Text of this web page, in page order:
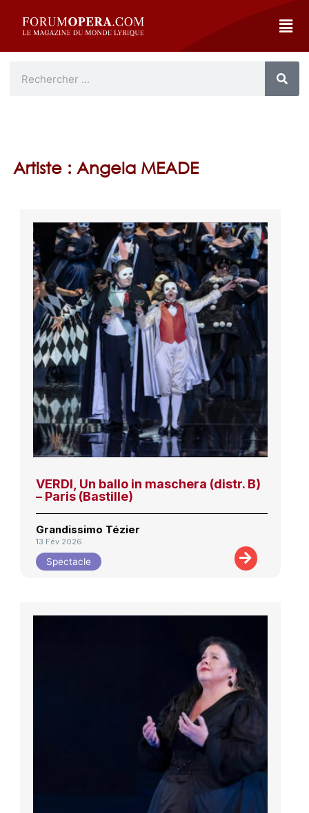
Artiste : Angela MEADE
VERDI, Un ballo in maschera (distr. B)
– Paris (Bastille)
Grandissimo Tézier
13 Fév 2026
Spectacle